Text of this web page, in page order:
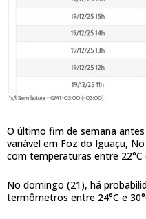
O último fim de semana
variável em Foz do Iguaçu,
com temperaturas entre 22°C
No domingo (21), há
termômetros entre 24°C e